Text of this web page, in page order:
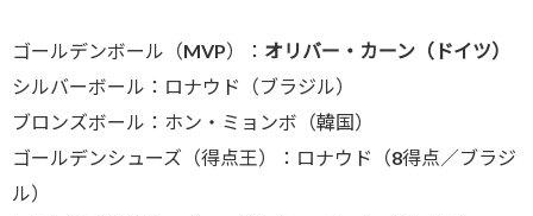
ゴールデンボール（MVP）： オリバー・カーン（ドイツ）
シルバーボール：ロナウド（ブラジル）
ブロンズボール：ホン・ミョンボ（韓国）
ゴールデンシューズ（得点王）：ロナウド（8得点／ブラジ
ル）